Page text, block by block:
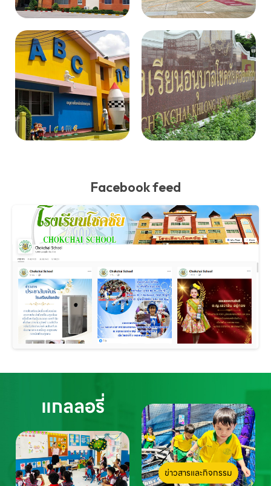
Facebook feed
แกลลอรี่
ข่าวสารและกิจกรรม